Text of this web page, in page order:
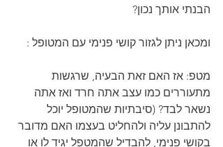
הבנתי אותך נכון?
ומכאן ניתן לגזור קושי פנימי עם המטופל :
מטפ: אז האם זאת הבעיה, שרגשות
מתעוררים כמו עצב אתה חרד ואז אתה
נשאר לבד? (סיבתיות שהמטופל יוכל
להתבונן עליה ולהחליט בעצמו האם מדובר
בקושי פנימי, להבדיל שהמטפל יגיד לו או